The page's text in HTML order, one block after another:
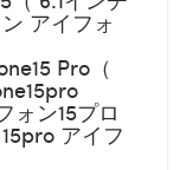
アイフォ
Pro（
ォン15プロ
アイフ